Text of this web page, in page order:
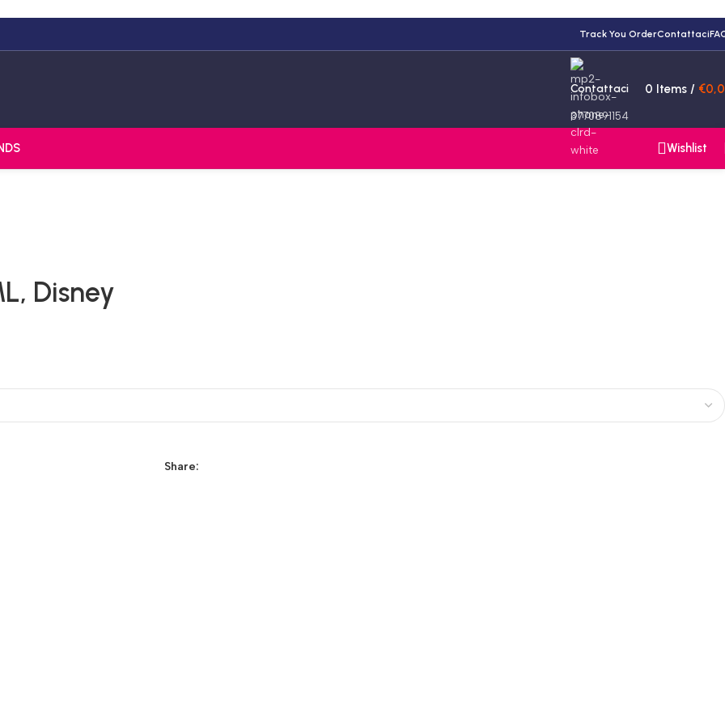
Track You OrderContattaci
Contattaci
3770891154
0 Items / €
Wishlist
Disney
Share: